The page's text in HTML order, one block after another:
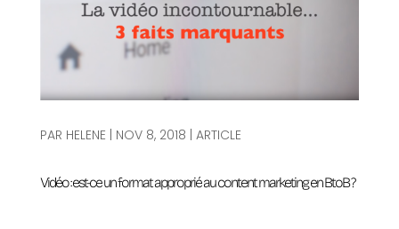
Vidéo : est-ce un format approprié au content marketing en BtoB ?
PAR HELENE NOV 8, 2018 ARTICLE